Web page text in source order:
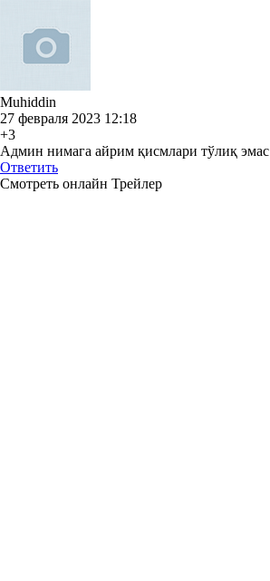
Muhiddin
27 февраля 2023 12:18
+3
Админ нимага айрим қисмлари тўлиқ эмас
Ответить
Смотреть онлайн Трейлер